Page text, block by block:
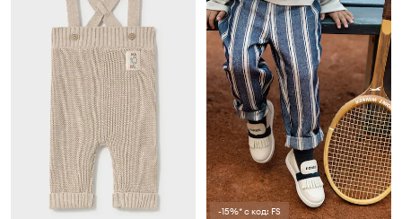
-15%* с код: FS